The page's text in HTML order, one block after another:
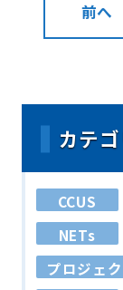
前へ
カテ
CCUS
NETs
プロジェ